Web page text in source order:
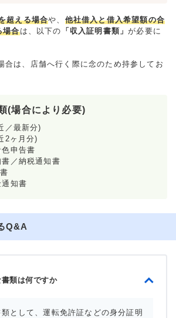
超える場合や、 他社借入と借入希望額の合
場合は、以下の 「収入証明書類」が必要に
合は、店舗へ行く際に念のため持参してお
(場合により必要)
／最新分)
2ヶ月分)
申告書
／納税通知書
知書
Q&A
類は何ですか
として、運転免許証などの身分証明